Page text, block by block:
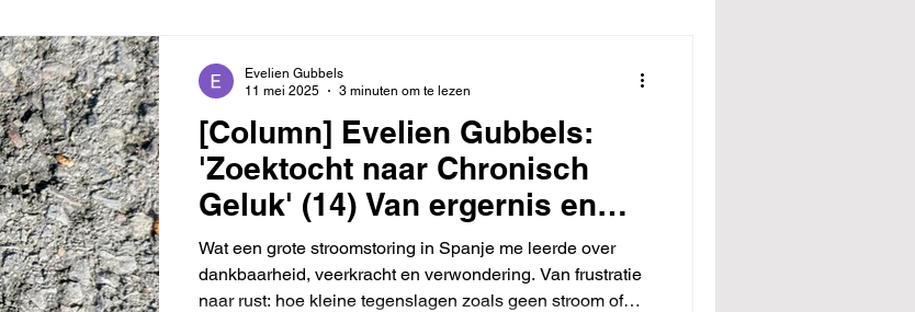
[Column] Evelien Gubbels:
'Zoektocht naar Chronisch
Geluk' (14) Van ergernis en
irritatie naar dankbaarheid op
een heel bijzondere manier
Wat een grote stroomstoring in Spanje me leerde over
dankbaarheid, veerkracht en verwondering. Van frustratie
naar rust: hoe kleine tegenslagen zoals geen stroom of
Evelien Gubbels
11 mei 2025
3 minuten om te lezen